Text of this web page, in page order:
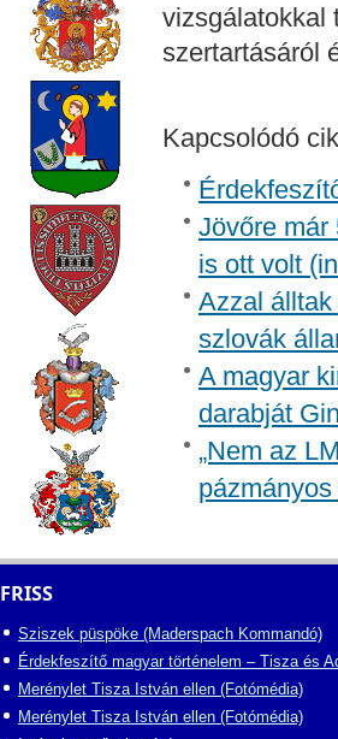
vizsgálatokkal
szertartásáról
Kapcsolódó
Jövőre már
is ott volt
Azzal
szlovák
A magyar
darabját
„Nem az
FRISS
Sziszek püspöke (Maderspach Kommandó)
Érdekfeszítő magyar történelem – Tisza és
Merénylet Tisza István ellen (Fotómédia)
Merénylet Tisza István ellen (Fotómédia)